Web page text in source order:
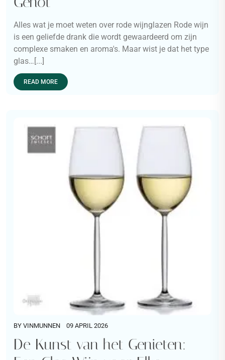
Alles wat je moet weten over rode wijnglazen Rode wijn
is een geliefde drank die wordt gewaardeerd om zijn
complexe smaken en aroma's. Maar wist je dat het type
glas…[...]
READ MORE
BY VINMUNNEN 09 APRIL 2026
De Kunst van het Genieten: